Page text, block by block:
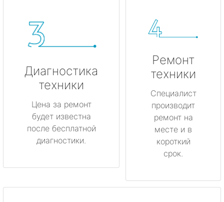
Диагностика
техники
Цена за ремонт
будет известна
после бесплатной
диагностики.
Ремонт
техники
Специалист
производит
ремонт на
месте и в
короткий
срок.